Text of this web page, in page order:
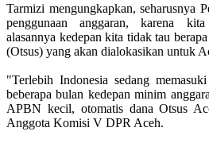
Tarmizi mengungkapkan, seharusnya
penggunaan anggaran, karena
alasannya kedepan kita tidak tau
(Otsus) yang akan dialokasikan untuk
"Terlebih Indonesia sedang
beberapa bulan kedepan minim
APBN kecil, otomatis dana Otsus
Anggota Komisi V DPR Aceh.